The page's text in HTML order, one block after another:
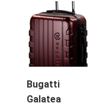
Bugatti
Galatea